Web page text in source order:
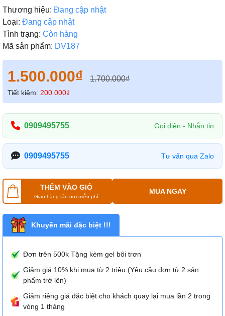
Thương hiệu: Đang cập nhật
Loại: Đang cập nhật
Tình trạng: Còn hàng
Mã sản phẩm: DV187
1.500.000₫ 1.700.000₫
Tiết kiệm: 200.000₫
0909495755 Gọi điện - Nhắn tin
0909495755 Tư vấn qua Zalo
THÊM VÀO GIỎ
Giao hàng tận nơi miễn phí
MUA NGAY
Khuyến mãi đặc biệt !!!
Đơn trên 500k Tặng kèm gel bôi trơn
Giảm giá 10% khi mua từ 2 triệu (Yêu cầu đơn từ 2 sản
phẩm trở lên)
Giảm riêng giá đặc biệt cho khách quay lại mua lần 2 trong
vòng 1 tháng